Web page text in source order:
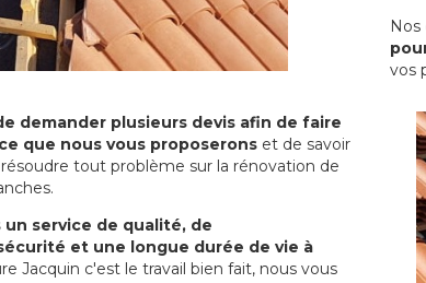
Nos
vos
demander plusieurs devis afin de faire
que nous vous proposerons et de savoir
tout problème sur la rénovation de
un service de qualité, de
et une longue durée de vie à
Jacquin c'est le travail bien fait, nous vous